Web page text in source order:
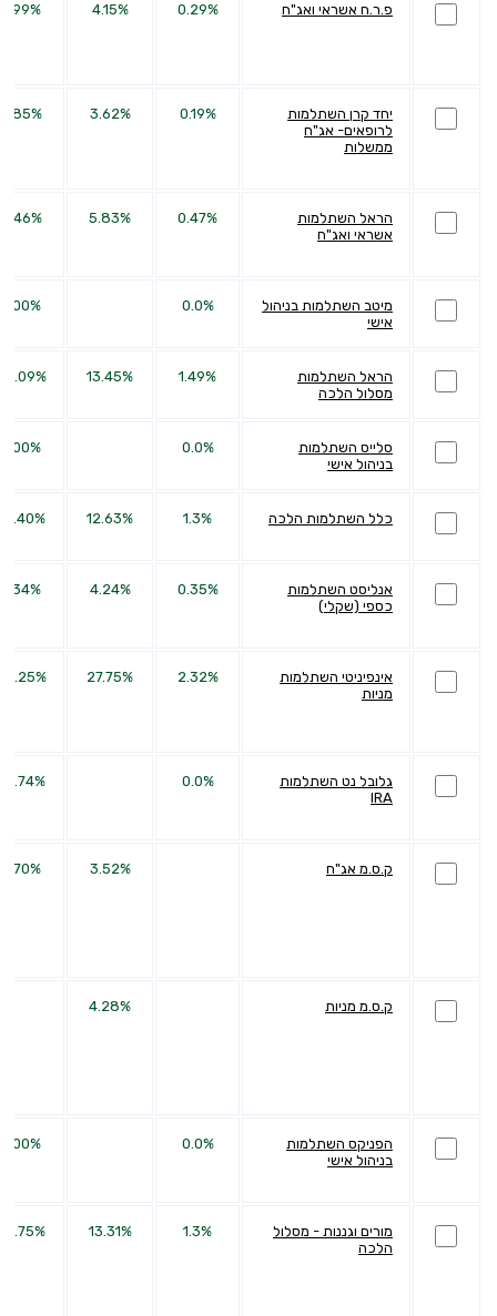
פ.ר.ח אשראי ואג"ח 0.29%
4.15%
4.99%
יחד קרן השתלמות
לרופאים- אג"ח
ממשלות
0.19%
3.62%
4.85%
הראל השתלמות
אשראי ואג"ח
0.47%
5.83%
8.46%
מיטב השתלמות בניהול
אישי
0.0%
0.00%
הראל השתלמות
מסלול הלכה
1.49%
13.45%
סלייס השתלמות
בניהול אישי
0.0%
0.00%
כלל השתלמות הלכה 1.3%
12.63%
אנליסט השתלמות
כספי (שקלי)
0.35%
4.24%
9.34%
אינפיניטי השתלמות
מניות
2.32%
27.75%
גלובל נט השתלמות
IRA
0.0%
ק.ס.מ אג"ח 3.52%
3.70%
ק.ס.מ מניות 4.28%
הפניקס השתלמות
בניהול אישי
0.0%
0.00%
מורים וגננות - מסלול
הלכה
1.3%
13.31%